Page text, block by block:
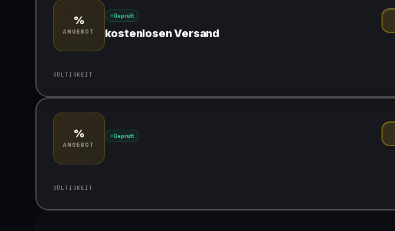
Gültig für teilnehmende Produkte
%
ANGEBOT
Geprüft
kostenlosen Versand
GÜLTIGKEIT
Gültig für teilnehmende Produkte
%
ANGEBOT
Geprüft
GÜLTIGKEIT